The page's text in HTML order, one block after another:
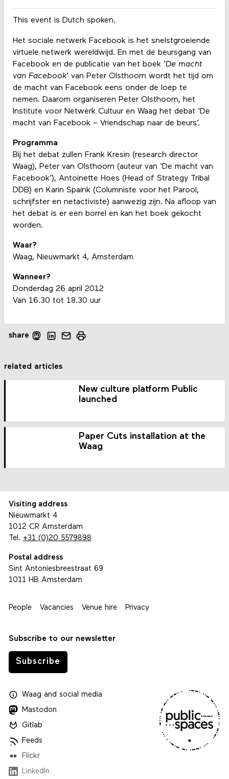
This event is Dutch spoken.
Het sociale netwerk Facebook is het snelstgroeiende
virtuele netwerk wereldwijd. En met de beursgang van
Facebook en de publicatie van het boek ‘De macht
van Facebook’ van Peter Olsthoorn wordt het tijd om
de macht van Facebook eens onder de loep te
nemen. Daarom organiseren Peter Olsthoorn, het
Institute voor Netwerk Cultuur en Waag het debat ‘De
macht van Facebook – Vriendschap naar de beurs’.
Programma
Bij het debat zullen Frank Kresin (research director
Waag), Peter van Olsthoorn (auteur van ‘De macht van
Facebook’), Antoinette Hoes (Head of Strategy Tribal
DDB) en Karin Spaink (Columniste voor het Parool,
schrijfster en netactiviste) aanwezig zijn. Na afloop van
het debat is er een borrel en kan het boek gekocht
worden.
Waar?
Waag, Nieuwmarkt 4, Amsterdam
Wanneer?
Donderdag 26 april 2012
Van 16.30 tot 18.30 uur
share
related articles
New culture platform Public
launched
Paper Cuts installation at the
Waag
Visiting address
Nieuwmarkt 4
1012 CR Amsterdam
Tel. +31 (0)20 5579898
Postal address
Sint Antoniesbreestraat 69
1011 HB Amsterdam
People Vacancies Venue hire Privacy
Subscribe to our newsletter
Subscribe
Waagand social media
Mastodon
Gitlab
Feeds
Flickr
LinkedIn